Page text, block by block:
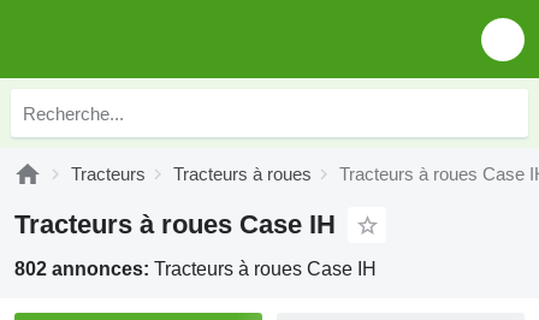
Tracteurs Tracteurs à roues Tracteurs à roues Case
Tracteurs à roues Case IH
802 annonces: Tracteurs à roues Case IH